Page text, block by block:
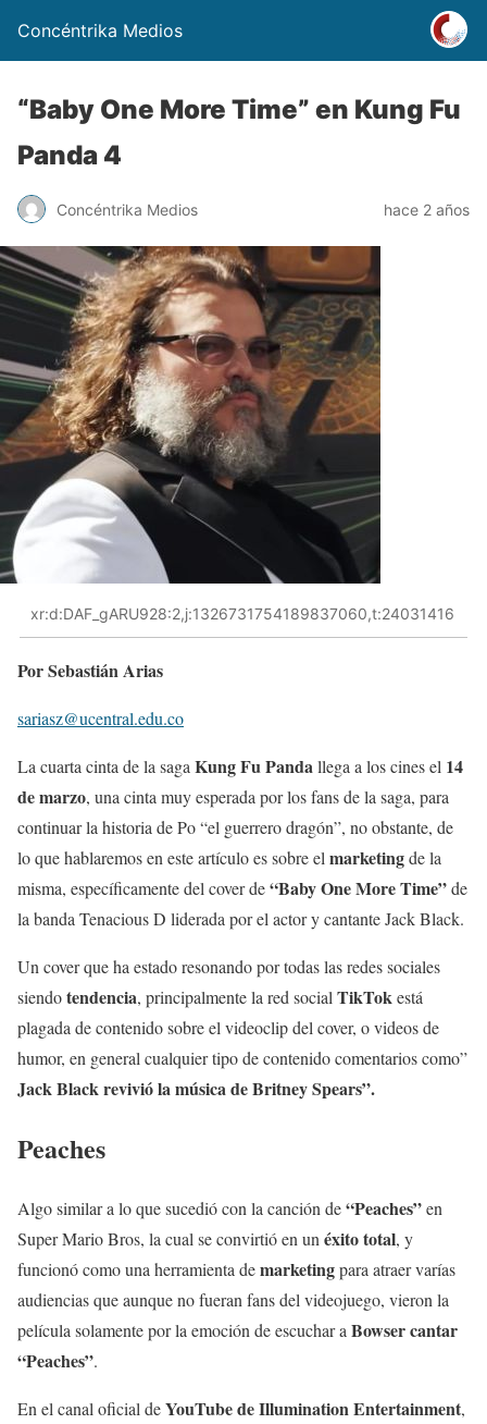
Concéntrika Medios
“Baby One More Time” en Kung Fu
Panda 4
Concéntrika Medios hace 2 años
xr:d:DAF_gARU928:2,j:1326731754189837060,t:24031416
Por Sebastián Arias
sariasz@ucentral.edu.co
La cuarta cinta de la saga Kung Fu Pandallega a los cines el 14
de marzo, una cinta muy esperada por los fans de la saga, para
continuar la historia de Po “el guerrero dragón”, no obstante, de
lo que hablaremos en este artículo es sobre el marketingde la
misma, específicamente del cover de“Baby One More Time”de
la banda Tenacious D liderada por el actor y cantante Jack Black.
Un cover que ha estado resonando por todas las redes sociales
siendotendencia, principalmente la red social TikTokestá
plagada de contenido sobre el videoclip del cover, o videos de
humor, en general cualquier tipo de contenido comentarios como”
Jack Black revivió la música de Britney Spears”.
Peaches
Algo similar a lo que sucedió con la canción de“Peaches”en
Super Mario Bros, la cual se convirtió en un éxito total, y
funcionó como una herramienta demarketingpara atraer varías
audiencias que aunque no fueran fans del videojuego, vieron la
película solamente por la emoción de escuchar a Bowser cantar
“Peaches”.
En el canal oficial deYouTube de Illumination Entertainment,